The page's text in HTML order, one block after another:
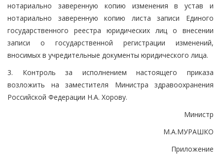
нотариально заверенную копию изменения в устав и
нотариально заверенную копию листа записи Единого
государственного реестра юридических лиц о внесении
записи о государственной регистрации изменений,
вносимых в учредительные документы юридического лица.
3. Контроль за исполнением настоящего приказа
возложить на заместителя Министра здравоохранения
Российской Федерации Н.А. Хорову.
Министр
М.А.МУРАШКО
Приложение